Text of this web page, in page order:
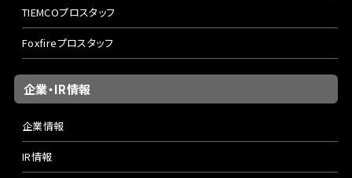
TIEMCOプロスタッフ
Foxfireプロスタッフ
企業・IR情報
企業情報
IR情報